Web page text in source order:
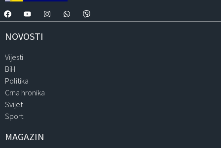
NOVOSTI
Vijesti
BiH
Politika
Crna hronika
Svijet
Sport
MAGAZIN